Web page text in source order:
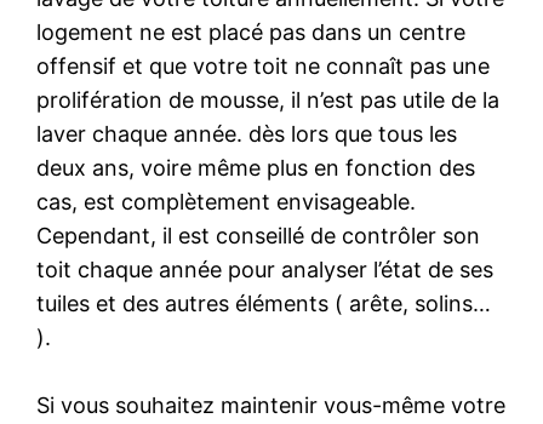
logement ne est placé pas dans un centre
offensif et que votre toit ne connaît pas une
prolifération de mousse, il n’est pas utile de la
laver chaque année. dès lors que tous les
deux ans, voire même plus en fonction des
cas, est complètement envisageable.
Cependant, il est conseillé de contrôler son
toit chaque année pour analyser l’état de ses
tuiles et des autres éléments ( arête, solins…
).
Si vous souhaitez maintenir vous-même votre